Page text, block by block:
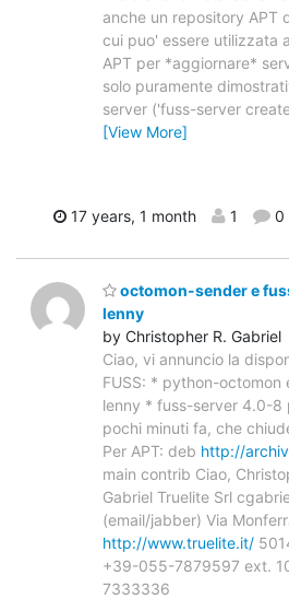
anche un repository
cui puo' essere utilizzata
APT per *aggiornare*
solo puramente
server ('fuss-server
[View More]
17 years, 1 month 1 0
octomon-sender e
lenny
by Christopher R. Gabriel
Ciao, vi annuncio la
FUSS: * python-
lenny * fuss-server 4.0-8
pochi minuti fa, che
Per APT: deb http://
main contrib Ciao,
Gabriel Truelite Srl
(email/jabber) Via
http://www.truelite.it/
+39-055-7879597 ext.
7333336